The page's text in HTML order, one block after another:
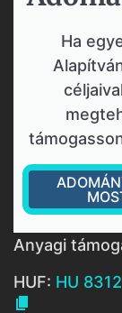
Ha
Anyagi
HUF: HU
